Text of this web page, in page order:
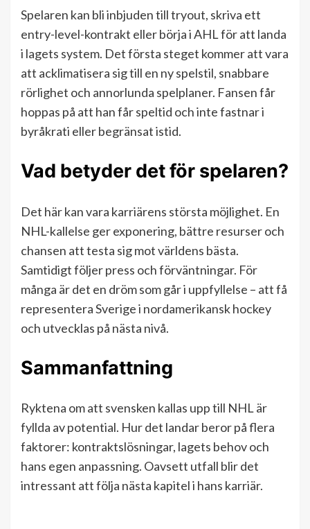
Spelaren kan bli inbjuden till tryout, skriva ett
entry-level-kontrakt eller börja i AHL för att landa
i lagets system. Det första steget kommer att vara
att acklimatisera sig till en ny spelstil, snabbare
rörlighet och annorlunda spelplaner. Fansen får
hoppas på att han får speltid och inte fastnar i
byråkrati eller begränsat istid.
Vad betyder det för spelaren?
Det här kan vara karriärens största möjlighet. En
NHL-kallelse ger exponering, bättre resurser och
chansen att testa sig mot världens bästa.
Samtidigt följer press och förväntningar. För
många är det en dröm som går i uppfyllelse – att få
representera Sverige i nordamerikansk hockey
och utvecklas på nästa nivå.
Sammanfattning
Ryktena om att svensken kallas upp till NHL är
fyllda av potential. Hur det landar beror på flera
faktorer: kontraktslösningar, lagets behov och
hans egen anpassning. Oavsett utfall blir det
intressant att följa nästa kapitel i hans karriär.